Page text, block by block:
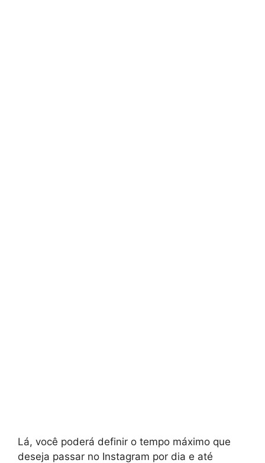
Lá, você poderá definir o tempo máximo que
deseja passar no Instagram por dia e até